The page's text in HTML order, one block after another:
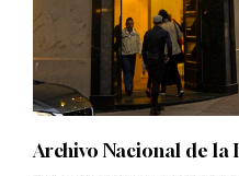
Archivo Nacional de la